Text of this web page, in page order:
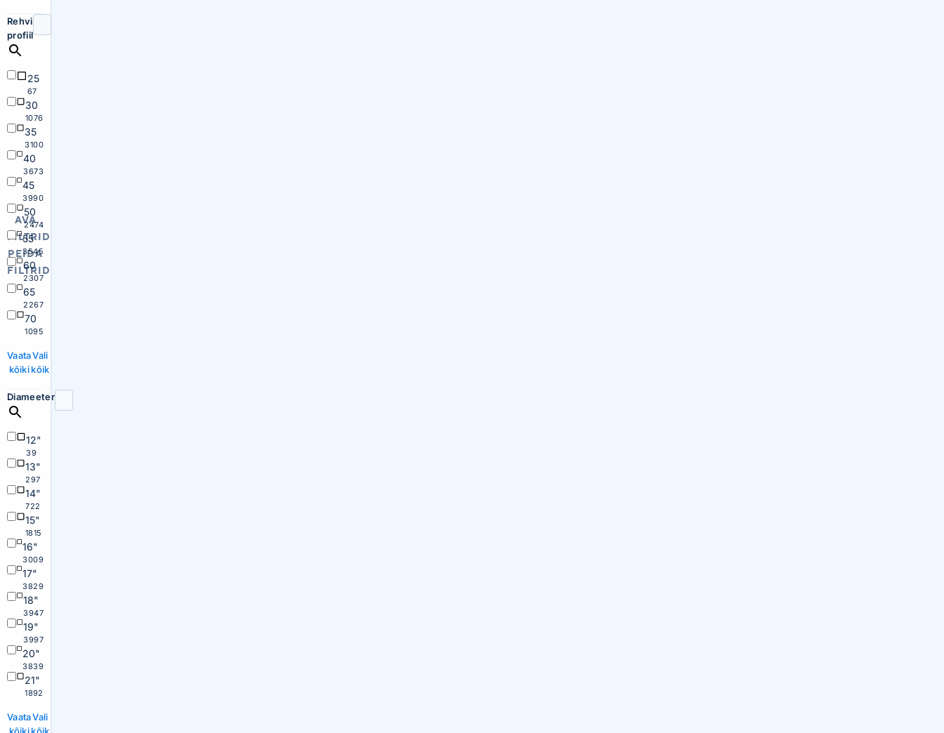
AVA
FILTRID
PEIDA
FILTRID
Rehvi
profiil
25
67
30
1076
35
3100
40
3673
45
3990
50
2474
55
3545
60
2307
65
2267
70
1095
Vaata
kõiki
Vali
kõik
Diameeter
12"
39
13"
297
14"
722
15"
1815
16"
3009
17"
3829
18"
3947
19"
3997
20"
3839
21"
1892
VaataVali